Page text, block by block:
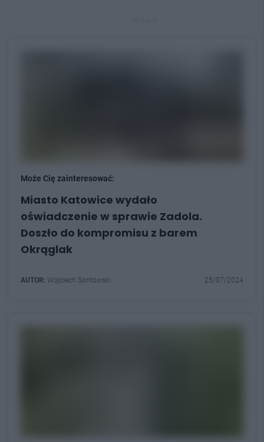
Może Cię zainteresować:
Miasto Katowice wydało
oświadczenie w sprawie Zadola.
Doszło do kompromisu z barem
Okrąglak
AUTOR: Wojciech Sontowski 25/07/2024